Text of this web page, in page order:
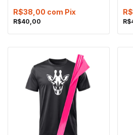
R$40,00
R$38,00 com Pix